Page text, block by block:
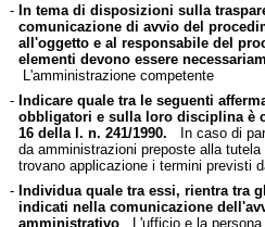
- In tema di disposizioni sulla
comunicazione di avvio del
all'oggetto e al responsabile del
elementi devono essere
L'amministrazione competente
- Indicare quale tra le seguenti
obbligatori e sulla loro disciplina è
16 della l. n. 241/1990. In caso di
da amministrazioni preposte alla
trovano applicazione i termini previsti
- Individua quale tra essi, rientra tra
indicati nella comunicazione
amministrativoL'ufficio e la persona